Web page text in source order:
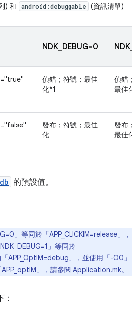
) 和 android:debuggable
(資訊清單)
NDK_DEBUG=0
偵錯；符號；最佳
化*1
偵錯；
最佳化
發布；符號；最佳
化
發布；
最佳化
的預設值。
」等同於「APP_CLICKIM=release」，
」等同於
APP_OptIM=debug」，並使用「-O0」
」，請參閱 Application.mk。
：